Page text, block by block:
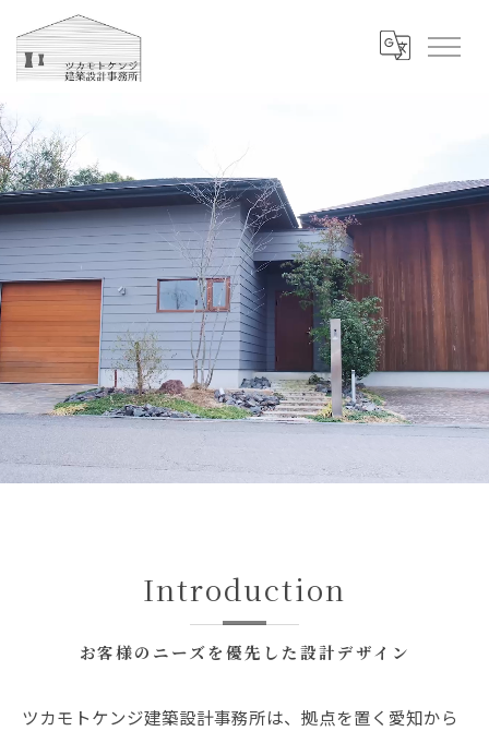
お客様のニーズを優先した設計デザイン
Introduction
ツカモトケンジ建築設計事務所は、拠点を置く愛知から